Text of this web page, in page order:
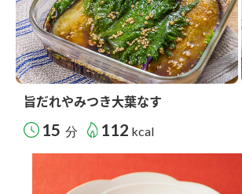
旨だれやみつき大葉なす
15 分 112 kcal